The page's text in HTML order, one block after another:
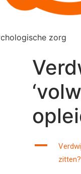
zorg
A
zitten?